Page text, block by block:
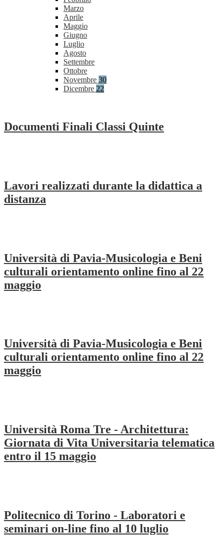
Marzo
Aprile
Maggio
Giugno
Luglio
Agosto
Settembre
Ottobre
Novembre 30
Dicembre 22
Documenti Finali Classi Quinte
Lavori realizzati durante la didattica a
distanza
Università di Pavia-Musicologia e Beni
culturali orientamento online fino al 22
maggio
Università di Pavia-Musicologia e Beni
culturali orientamento online fino al 22
maggio
Università Roma Tre - Architettura:
Giornata di Vita Universitaria telematica
entro il 15 maggio
Politecnico di Torino - Laboratori e
seminari on-line fino al 10 luglio